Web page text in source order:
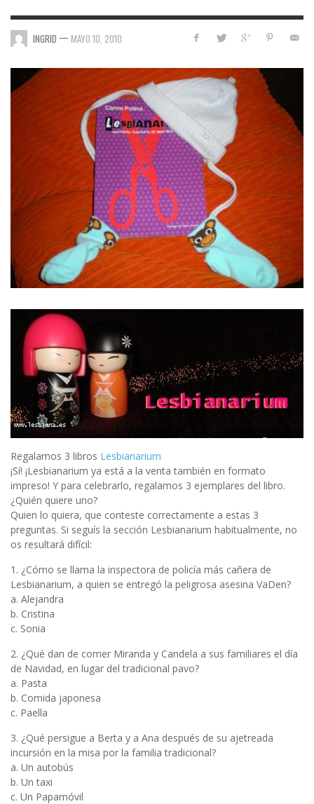
INGRID — MAYO 10, 2010
Regalamos 3 libros Lesbianarium
¡Sí! ¡Lesbianarium ya está a la venta también en formato
impreso! Y para celebrarlo, regalamos 3 ejemplares del libro.
¿Quién quiere uno?
Quien lo quiera, que conteste correctamente a estas 3
preguntas. Si seguís la sección Lesbianarium habitualmente, no
os resultará difícil:
1. ¿Cómo se llama la inspectora de policía más cañera de
Lesbianarium, a quien se entregó la peligrosa asesina VaDen?
a. Alejandra
b. Cristina
c. Sonia
2. ¿Qué dan de comer Miranda y Candela a sus familiares el día
de Navidad, en lugar del tradicional pavo?
a. Pasta
b. Comida japonesa
c. Paella
3. ¿Qué persigue a Berta y a Ana después de su ajetreada
incursión en la misa por la familia tradicional?
a. Un autobús
b. Un taxi
c. Un Papamóvil